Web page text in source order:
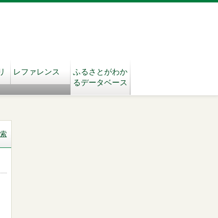
レファレンス
ふるさとがわか
るデータベース